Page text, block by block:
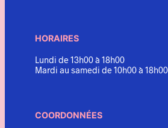
HORAIRES
Lundi de 13h00 à 18h00
Mardi au samedi de 10h00 à 18h00
COORDONNÉES